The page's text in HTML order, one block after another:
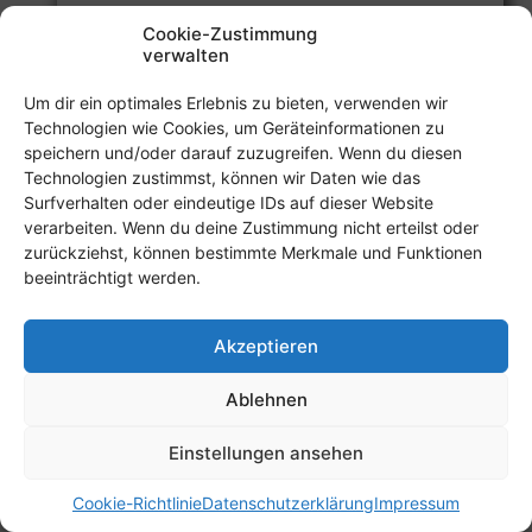
Cookie-Zustimmung
verwalten
Um dir ein optimales Erlebnis zu bieten, verwenden wir
Technologien wie Cookies, um Geräteinformationen zu
speichern und/oder darauf zuzugreifen. Wenn du diesen
Technologien zustimmst, können wir Daten wie das
Surfverhalten oder eindeutige IDs auf dieser Website
verarbeiten. Wenn du deine Zustimmung nicht erteilst oder
zurückziehst, können bestimmte Merkmale und Funktionen
beeinträchtigt werden.
Akzeptieren
Ablehnen
Einstellungen ansehen
Cookie-RichtlinieDatenschutzerklärungImpressum
Weihnachtsfeier der Jugend 2023
WEITERLESENWEIHNACHTSFEIER
JUGEND
2023
Datenschutzerklärung Impressum
Kontakt
Cookie-Richtlinie (EU)
© 2026 TSG Hohenlohe e.V.